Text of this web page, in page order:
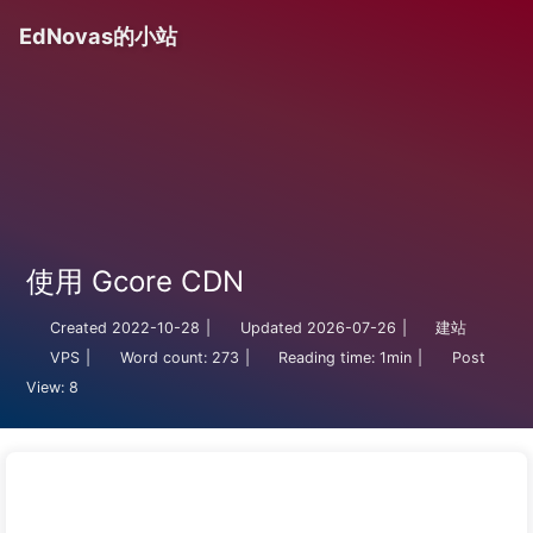
EdNovas的小站
使用 Gcore CDN
Created 2022-10-28 Updated 2026-07-26
建站
VPS
Word count: 273 Reading time: 1min
Post
View: 8